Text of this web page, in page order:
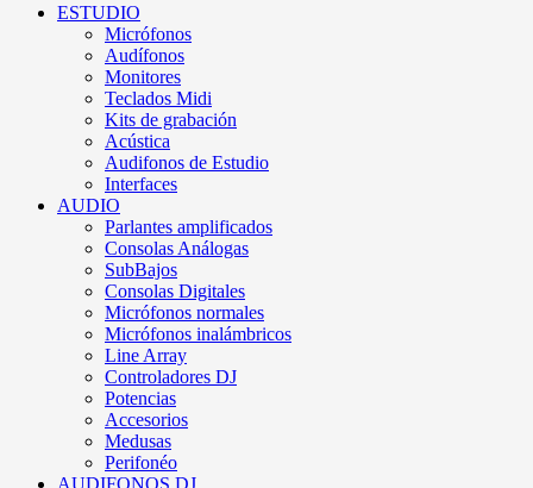
ESTUDIO
Micrófonos
Audífonos
Monitores
Teclados Midi
Kits de grabación
Acústica
Audifonos de Estudio
Interfaces
AUDIO
Parlantes amplificados
Consolas Análogas
SubBajos
Consolas Digitales
Micrófonos normales
Micrófonos inalámbricos
Line Array
Controladores DJ
Potencias
Accesorios
Medusas
Perifonéo
AUDIFONOS DJ